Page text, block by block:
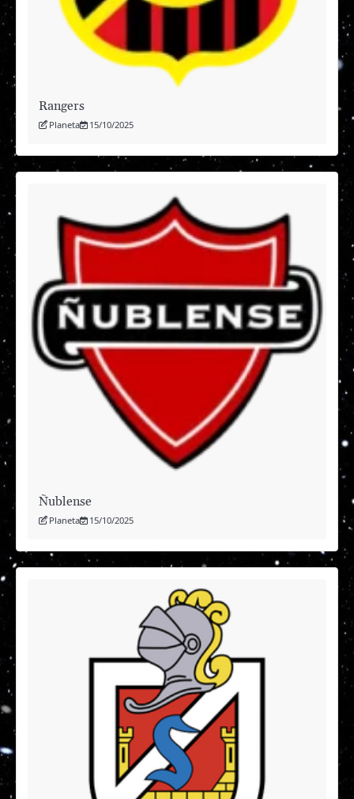
Rangers
Planeta 15/10/2025
Ñublense
Planeta 15/10/2025